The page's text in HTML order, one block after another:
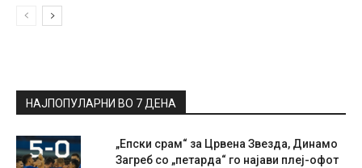
НАЈПОПУЛАРНИ ВО 7 ДЕНА
„Епски срам“ за Црвена Звезда, Динамо
Загреб со „петарда“ го најави плеј-офот